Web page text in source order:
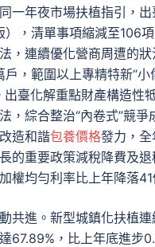
一年夜市場扶植指引，
，清單事項縮減至106
，連續優化營商周遭的狀
，範圍以上專精特新“小
臺化解重點財產構造性
，綜合整治“內卷式”競爭
造和諧包養價格發力，
的重要政策減稅降費及
權均勻利率比上年降落41
共進。新型城鎮化扶植
67.89%，比上年底進步